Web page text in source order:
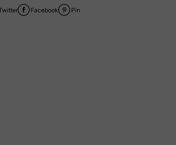
Facebook Pin